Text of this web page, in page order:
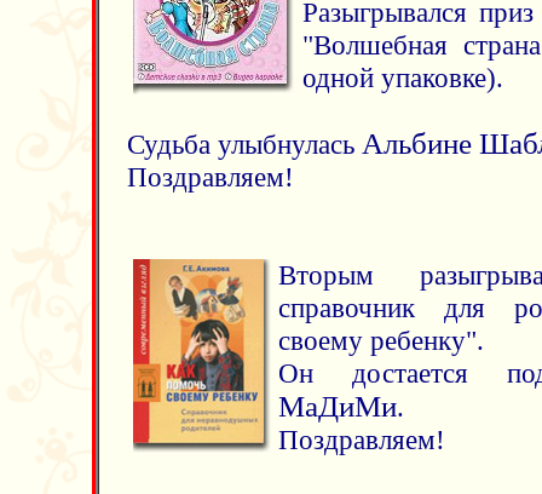
Разыгрывался
"Волшебная
одной упаковке).
Судьба улыбнулась Альбине
Поздравляем!
Вторым
справочник для
своему ребенку".
Он достается
МаДиМи.
Поздравляем!